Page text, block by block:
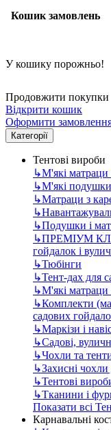
Кошик замовлень
У кошику порожньо!
Продовжити покупки
Відкрити кошик
Оформити
Категорії
Тентові вироби
↳М'які матраци
↳М'які подушки
↳Матраци з
↳
↳Подушки і
↳ПРЕМІУМ
гойдалок і
↳Тюбінги
↳Тент-дах для
↳М'які матраци
↳Комплекти
садових
↳Маркізи і
↳Садові,
↳Чохли та
↳Захисні
↳Тентові
↳Тканини і
Показати всі
Карнавальні